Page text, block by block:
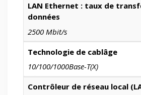
LAN Ethernet : taux de
données
2500 Mbit/s
Technologie de cablâge
10/100/1000Base-T(X)
Contrôleur de réseau local